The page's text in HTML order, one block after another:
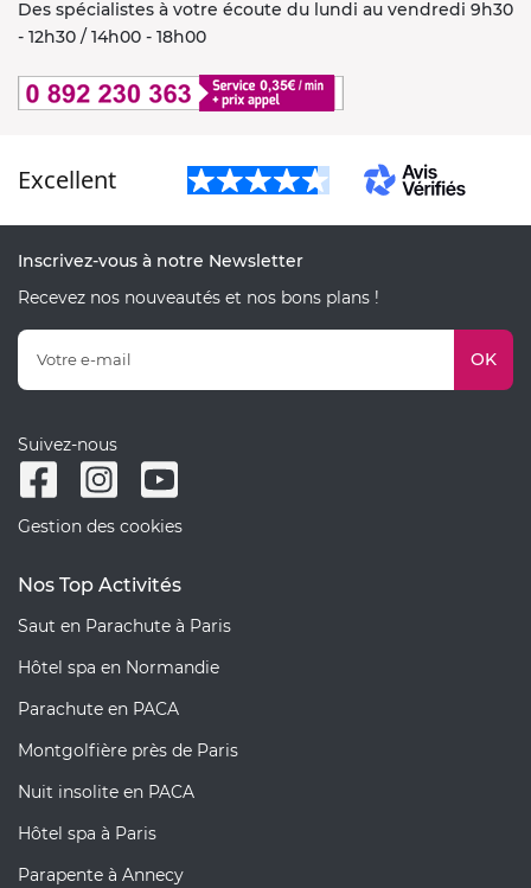
Des spécialistes à votre écoute du lundi au vendredi 9h30
- 12h30 / 14h00 - 18h00
Excellent
Inscrivez-vous à notre Newsletter
Recevez nos nouveautés et nos bons plans !
OK
Suivez-nous
Gestion des cookies
Nos Top Activités
Saut en Parachute à Paris
Hôtel spa en Normandie
Parachute en PACA
Montgolfière près de Paris
Nuit insolite en PACA
Hôtel spa à Paris
Parapente à Annecy